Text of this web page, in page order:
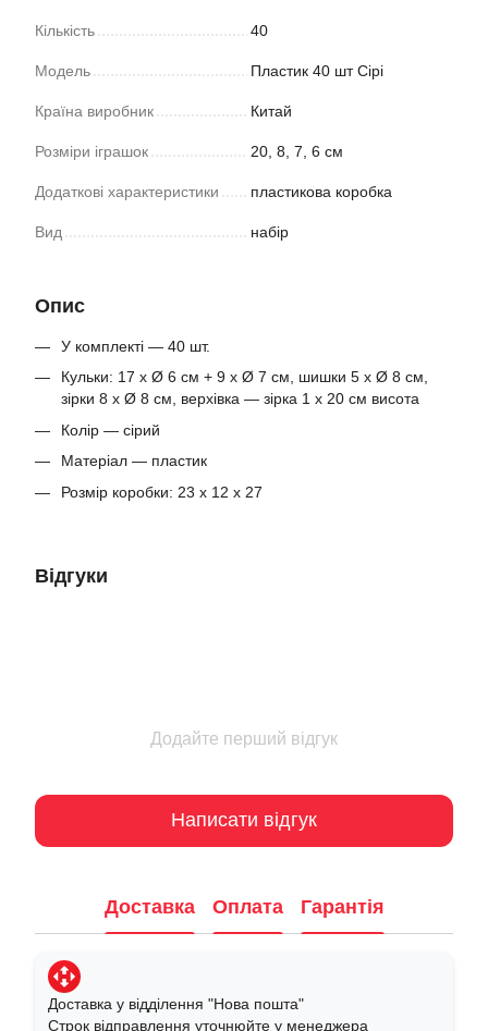
Кількість 40
Модель Пластик 40 шт Сірі
Країна виробник Китай
Розміри іграшок 20, 8, 7, 6 см
Додаткові характеристики пластикова коробка
Вид набір
Опис
У комплекті — 40 шт.
Кульки: 17 х Ø 6 см + 9 х Ø 7 см, шишки 5 х Ø 8 см,
зірки 8 х Ø 8 см, верхівка — зірка 1 х 20 см висота
Колір — сірий
Матеріал — пластик
Розмір коробки: 23 х 12 х 27
Відгуки
Додайте перший відгук
Написати відгук
Доставка Оплата Гарантія
Доставка у відділення "Нова пошта"
Строк відправлення уточнюйте у менеджера